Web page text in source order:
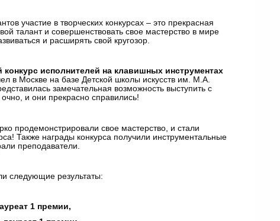
участие в творческих конкурсах – это прекрасная
талант и совершенствовать свое мастерство в мире
и расширять свой кругозор.
исполнителей на клавишных инструментах
в Москве на базе Детской школы искусств им. М.А.
замечательная возможность выступить с
и они прекрасно справились!
продемонстрировали свое мастерство, и стали
Также награды конкурса получили инструментальные
преподаватели.
следующие результаты:
1 премии,